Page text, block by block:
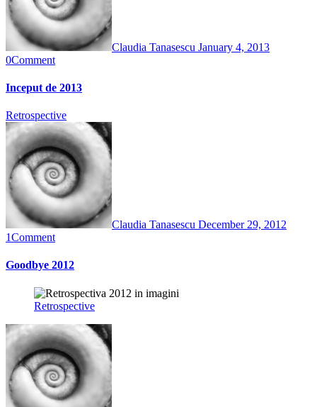
Claudia Tanasescu January 4, 2013
0Comment
Inceput de 2013
Retrospective
Claudia Tanasescu December 29, 2012
1Comment
Goodbye 2012
Retrospective